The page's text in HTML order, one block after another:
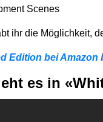
Scenes
ihr die Möglichkeit,
Edition bei Amazon
es in